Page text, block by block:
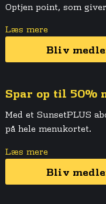
Optjen point, som
Læs mere
Bliv
Spar op til 50%
Med et SunsetPLUS
på hele menukortet.
Læs mere
Bliv